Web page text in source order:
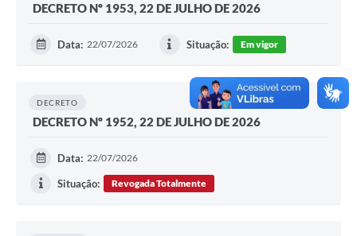
DECRETO Nº 1953, 22 DE JULHO DE 2026
Data: 22/07/2026 Situação: Em vigor
DECRETO
DECRETO Nº 1952, 22 DE JULHO DE 2026
Data: 22/07/2026
Situação: Revogada Totalmente